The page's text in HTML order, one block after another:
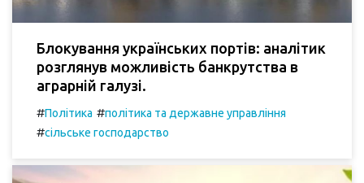
Блокування українських портів: аналітик
розглянув можливість банкрутства в
аграрній галузі.
#Політика #політика та державне управління
#сільське господарство